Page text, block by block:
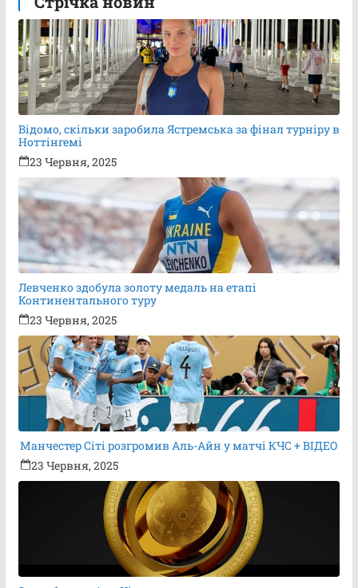
Відомо, скільки заробила Ястремська за фінал турніру в
Ноттінгемі
23 Червня, 2025
Левченко здобула золоту медаль на етапі
Континентального туру
23 Червня, 2025
Манчестер Сіті розгромив Аль-Айн у матчі КЧС + ВІДЕО
23 Червня, 2025